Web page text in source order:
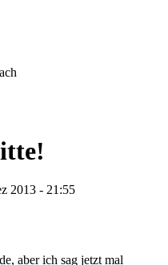
2013 - 21:55
aber ich sag jetzt mal